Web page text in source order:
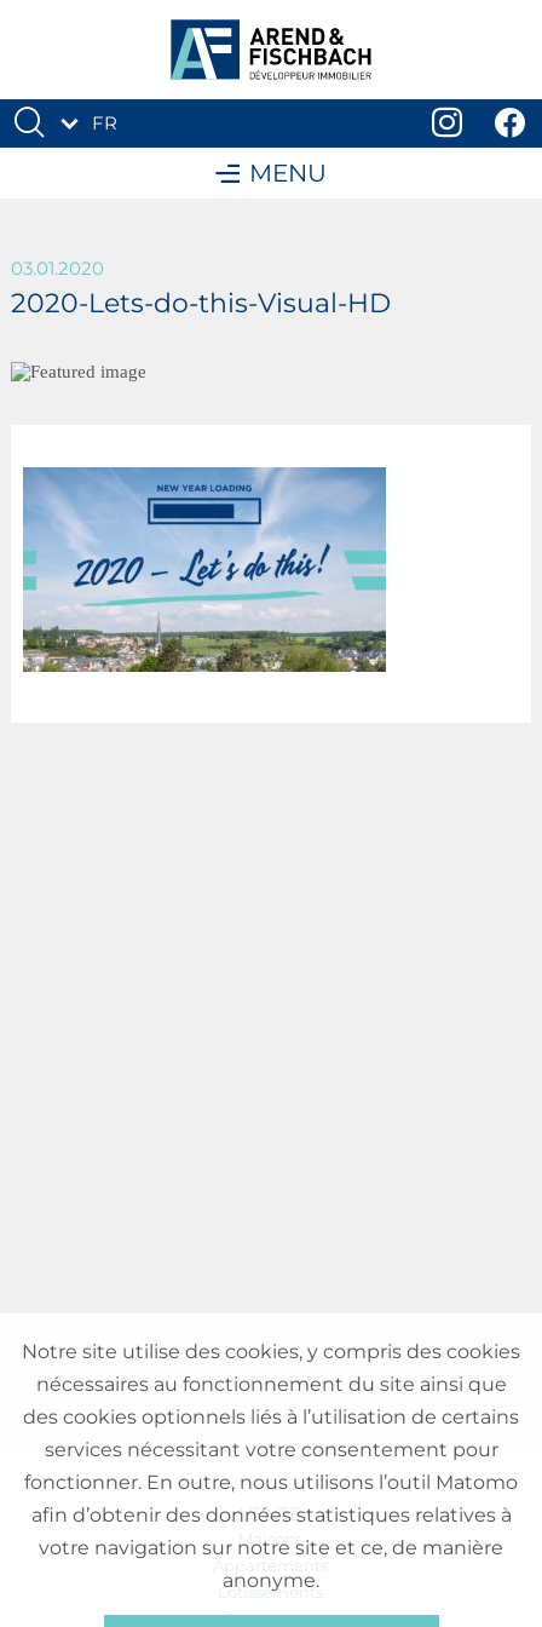
FR
MENU
03.01.2020
2020-Lets-do-this-Visual-HD
VENTE
Maisons
Appartements
Lotissements
Commerces
Notre site utilise des cookies, y compris des cookies
nécessaires au fonctionnement du site ainsi que
des cookies optionnels liés à l’utilisation de certains
services nécessitant votre consentement pour
fonctionner. En outre, nous utilisons l’outil Matomo
afin d’obtenir des données statistiques relatives à
votre navigation sur notre site et ce, de manière
anonyme.